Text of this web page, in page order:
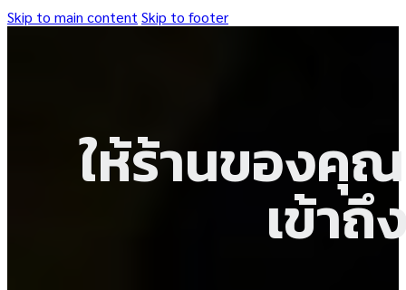
Skip to main content Skip to footer
ให้ร้านของคุ
เข้า